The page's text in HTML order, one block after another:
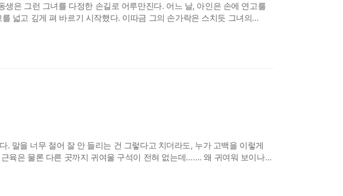
은 그런 그녀를 다정한 손길로 어루만진다. 어느 날, 아인은 손에 연고를
넓고 깊게 펴 바르기 시작했다. 이따금 그의 손가락은 스치듯 그녀의
다운 미소로 그녀를 홀렸다. “조금만 핥아
. 말을 너무 절어 잘 안 들리는 건 그렇다고 치더라도, 누가 고백을 이렇게
육은 물론 다른 곳까지 귀여울 구석이 전혀 없는데……. 왜 귀여워 보이나